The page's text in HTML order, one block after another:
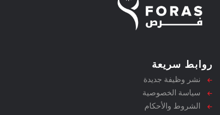
روابط سريعة
نشر وظيفة جديدة
سياسة الخصوصية
الشروط والأحكام